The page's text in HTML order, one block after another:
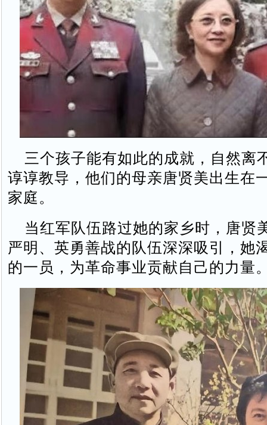
三个孩子能有如此的成就，自然离
谆谆教导，他们的母亲唐贤美出生在
家庭。
当红军队伍路过她的家乡时，唐贤
严明、英勇善战的队伍深深吸引，她
的一员，为革命事业贡献自己的力量